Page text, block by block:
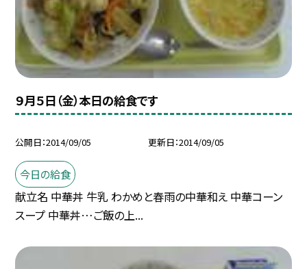
９月５日（金）本日の給食です
公開日 2014/09/05 更新日 2014/09/05
今日の給食
献立名 中華丼 牛乳 わかめと春雨の中華和え 中華コーン
スープ 中華丼…ご飯の上...